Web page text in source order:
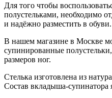
Для того чтобы
полустельками, необходимо
и надёжно разместить в обуви.
В нашем магазине в Москве
супинированные
размеров ног.
Стелька изготовлена из
Состав вкладыша-супинатора